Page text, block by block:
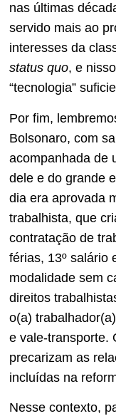
nas últimas
servido mais ao
interesses da
status quo, e
“tecnologia”
Por fim,
Bolsonaro, com
acompanhada de
dele e do grande
dia era aprovada
trabalhista, que
contratação de
férias, 13º salário
modalidade sem
direitos
o(a)
e vale-transporte.
precarizam as
incluídas na
Nesse contexto,